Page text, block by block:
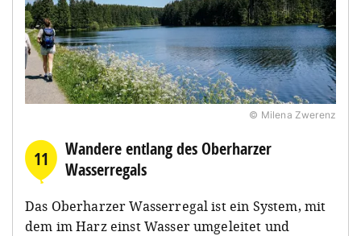
© Milena Zwerenz
11
Wandere entlang des Oberharzer
Wasserregals
Das Oberharzer Wasserregal ist ein System, mit
dem im Harz einst Wasser umgeleitet und